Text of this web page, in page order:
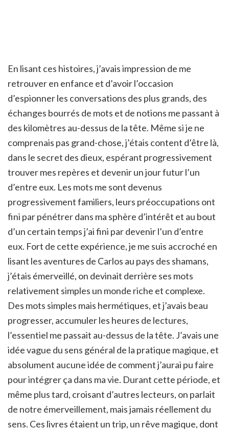
En lisant ces histoires, j’avais impression de me
retrouver en enfance et d’avoir l’occasion
d’espionner les conversations des plus grands, des
échanges bourrés de mots et de notions me passant à
des kilomètres au-dessus de la tête. Même si je ne
comprenais pas grand-chose, j’étais content d’être là,
dans le secret des dieux, espérant progressivement
trouver mes repères et devenir un jour futur l’un
d’entre eux. Les mots me sont devenus
progressivement familiers, leurs préoccupations ont
fini par pénétrer dans ma sphère d’intérêt et au bout
d’un certain temps j’ai fini par devenir l’un d’entre
eux. Fort de cette expérience, je me suis accroché en
lisant les aventures de Carlos au pays des shamans,
j’étais émerveillé, on devinait derrière ses mots
relativement simples un monde riche et complexe.
Des mots simples mais hermétiques, et j’avais beau
progresser, accumuler les heures de lectures,
l’essentiel me passait au-dessus de la tête. J’avais une
idée vague du sens général de la pratique magique, et
absolument aucune idée de comment j’aurai pu faire
pour intégrer ça dans ma vie. Durant cette période, et
même plus tard, croisant d’autres lecteurs, on parlait
de notre émerveillement, mais jamais réellement du
sens. Ces livres étaient un trip, un rêve magique, dont